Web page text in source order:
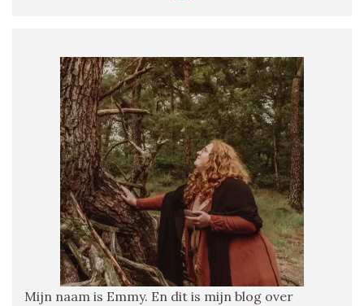
Mijn naam is Emmy. En dit is mijn blog over